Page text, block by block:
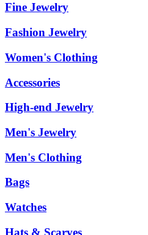
Fine Jewelry
Fashion Jewelry
Women's Clothing
Accessories
High-end Jewelry
Men's Jewelry
Men's Clothing
Bags
Watches
Hats & Scarves